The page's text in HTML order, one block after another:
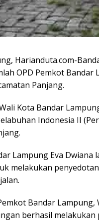
Harianduta.com-
OPD Pemkot
Panjang.
Kota Bandar
Indonesia II
Lampung Eva
melakukan
Bandar
berhasil melakukan